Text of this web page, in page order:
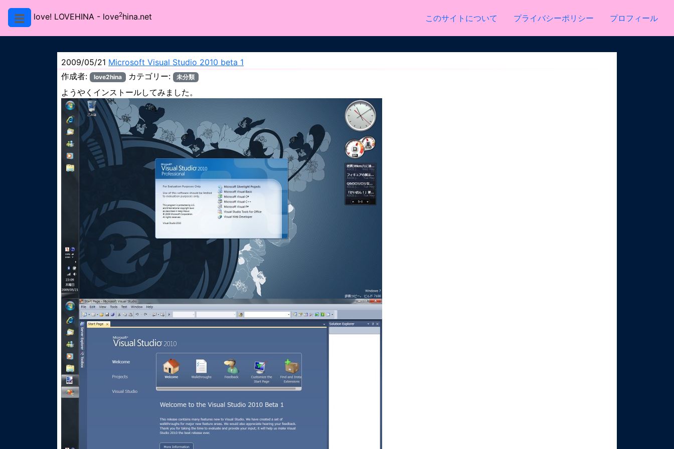
love! LOVEHINA - love2hina.net このサイトについて プライバシーポリシー プロフィール
2009/05/21 Microsoft Visual Studio 2010 beta 1
作成者:
love2hina カテゴリー: 未分類
ようやくインストールしてみました。